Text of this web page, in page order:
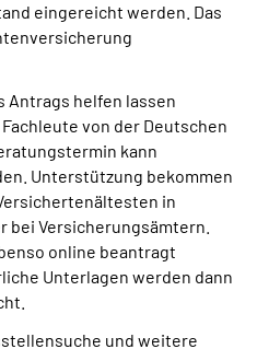
eingereicht werden. Das
Antrags helfen lassen
von der Deutschen
kann
Unterstützung bekommen
in
Versicherungsämtern.
online beantragt
Unterlagen werden dann
und weitere